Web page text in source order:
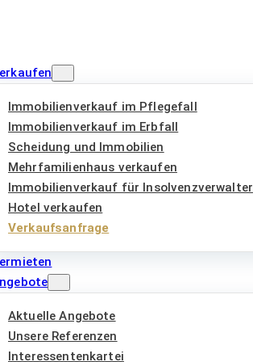
Immobilienverkauf im Pflegefall
Immobilienverkauf im Erbfall
Scheidung und Immobilien
Mehrfamilienhaus verkaufen
Immobilienverkauf für Insolvenzverwalter
Hotel verkaufen
Verkaufsanfrage
Aktuelle Angebote
Unsere Referenzen
Interessentenkartei